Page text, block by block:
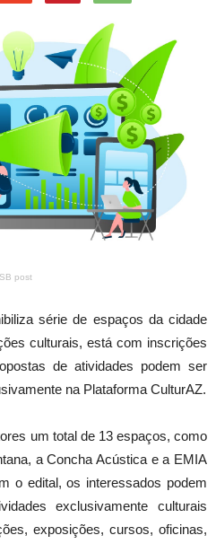
SB post
série de espaços da cidade
culturais, está com inscrições
de atividades podem ser
na Plataforma CulturAZ.
um total de 13 espaços, como
a Concha Acústica e a EMIA
o edital, os interessados podem
exclusivamente culturais
exposições, cursos, oficinas,